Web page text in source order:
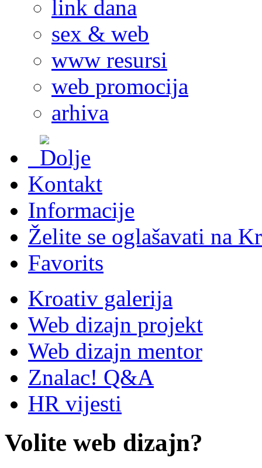
link dana
sex & web
www resursi
web promocija
arhiva
Kontakt
Informacije
Želite se oglašavati na
Favorits
Kroativ galerija
Web dizajn projekt
Web dizajn mentor
Znalac! Q&A
HR vijesti
Volite web dizajn?